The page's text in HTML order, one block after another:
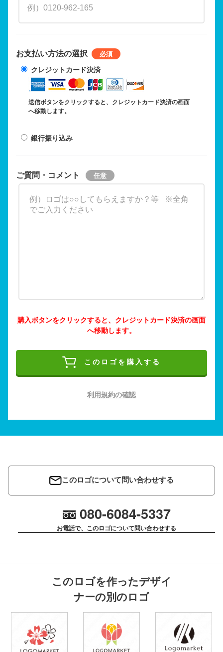
お支払い方法の選択
クレジットカード決済
送信ボタンをクリックすると、クレジットカード決済の画面
へ移動します。
銀行振り込み
ご質問・コメント
購入ボタンをクリックすると、クレジットカード決済の画面
へ移動します。
このロゴを購入する
利用規約の確認
このロゴについて問い合わせする
080-6084-5337
お電話で、このロゴについて問い合わせする
このロゴを作ったデザイ
ナーの別のロゴ